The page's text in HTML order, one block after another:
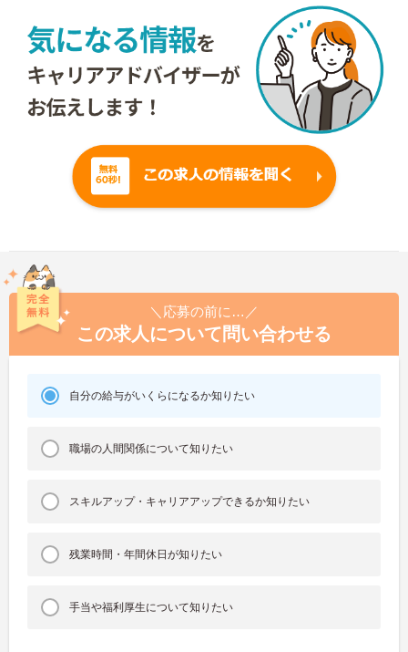
＼応募の前に…／
この求人について問い合わせる
自分の給与がいくらになるか知りたい
職場の人間関係について知りたい
スキルアップ・キャリアアップできるか知りたい
残業時間・年間休日が知りたい
手当や福利厚生について知りたい